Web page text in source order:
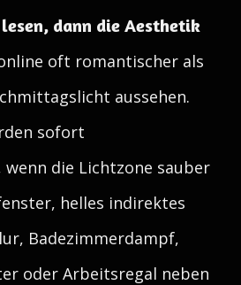
dann die Aesthetik
oft romantischer als
aussehen.
sofort
wenn die Lichtzone sauber
helles indirektes
Badezimmerdampf,
oder Arbeitsregal neben